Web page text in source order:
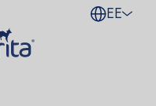
EE